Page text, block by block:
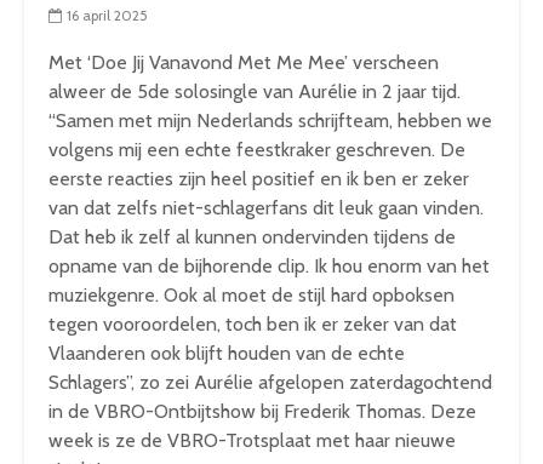
16 april 2025
Met ‘Doe Jij Vanavond Met Me Mee’ verscheen
alweer de 5de solosingle van Aurélie in 2 jaar tijd.
“Samen met mijn Nederlands schrijfteam, hebben we
volgens mij een echte feestkraker geschreven. De
eerste reacties zijn heel positief en ik ben er zeker
van dat zelfs niet-schlagerfans dit leuk gaan vinden.
Dat heb ik zelf al kunnen ondervinden tijdens de
opname van de bijhorende clip. Ik hou enorm van het
muziekgenre. Ook al moet de stijl hard opboksen
tegen vooroordelen, toch ben ik er zeker van dat
Vlaanderen ook blijft houden van de echte
Schlagers”, zo zei Aurélie afgelopen zaterdagochtend
in de VBRO-Ontbijtshow bij Frederik Thomas. Deze
week is ze de VBRO-Trotsplaat met haar nieuwe